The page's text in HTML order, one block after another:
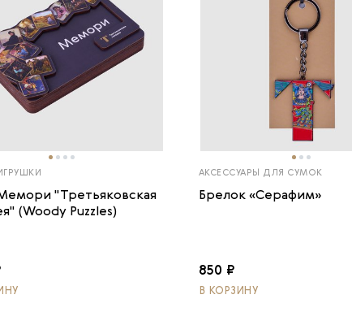
"Третьяковская
(Woody Puzzles)
АКСЕССУАРЫ ДЛЯ СУМОК
Брелок «Серафим»
850 ₽
В КОРЗИНУ